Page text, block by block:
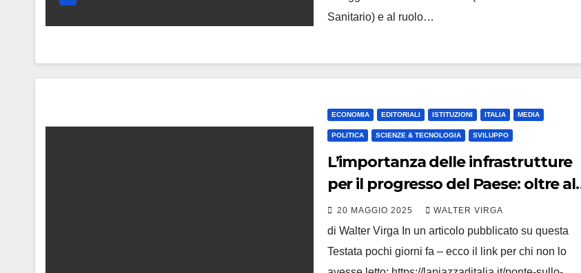
Sanitario) e al ruolo…
ECONOMIA EDITORIALI ISTITUZIONI ITALIA MEDIA
POLITICA SCIENZE & TECNOLOGIA SVILUPPO
L’importanza delle infrastrutture
per il progresso del Paese: oltre al
Ponte sullo stretto c’è tanto altro
di cui andar fieri
20 MAGGIO 2025 WALTER VIRGA
di Walter Virga In un articolo pubblicato su questa
Testata pochi giorni fa – ecco il link per chi non lo